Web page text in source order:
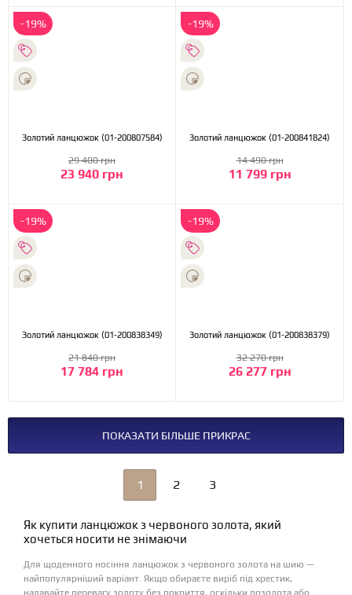
-19%
Золотий ланцюжок (01-200807584)
23 940 грн
29 400 грн
-19%
Золотий ланцюжок (01-200841824)
11 799 грн
14 490 грн
-19%
Золотий ланцюжок (01-200838349)
17 784 грн
21 840 грн
-19%
Золотий ланцюжок (01-200838379)
26 277 грн
32 270 грн
ПОКАЗАТИ БІЛЬШЕ ПРИКРАС
1 2 3
Як купити ланцюжок з червоного золота, який
хочеться носити не знімаючи
Для щоденного носіння ланцюжок з червоного золота на шию —
найпопулярніший варіант. Якщо обираєте виріб під хрестик,
надавайте перевагу золоту без покриття, оскільки позолота або